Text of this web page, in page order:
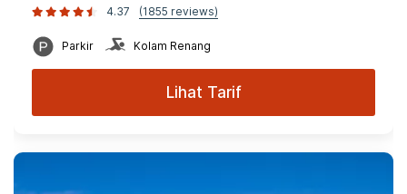
4.37
(1855 reviews)
Parkir Kolam Renang
Lihat Tarif